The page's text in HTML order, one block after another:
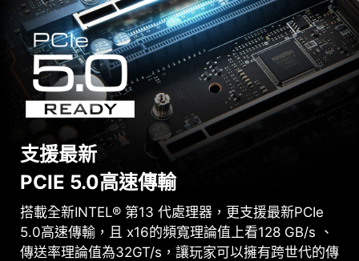
支援最新
PCIE 5.0高速傳輸
搭載全新INTEL® 第13 代處理器，更支援最新PCIe
5.0高速傳輸，且 x16的頻寬理論值上看128 GB/s 、
傳送率理論值為32GT/s，讓玩家可以擁有跨世代的傳